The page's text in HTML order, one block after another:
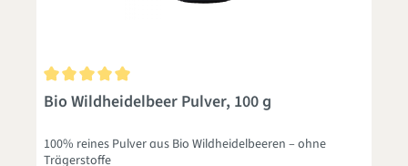
Durchschnittliche Bewertung von 5 von 5 Sternen
Bio Wildheidelbeer Pulver, 100 g
100% reines Pulver aus Bio Wildheidelbeeren – ohne
Trägerstoffe